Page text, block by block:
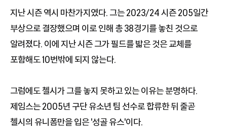
지난 시즌 역시 마찬가지였다. 그는 2023/24 시즌 205일간
부상으로 결장했으며 이로 인해 총 38경기를 놓친 것으로
알려졌다. 이에 지난 시즌 그가 필드를 밟은 것은 교체를
포함해도 10번밖에 되지 않는다.
그럼에도 첼시가 그를 놓지 못하고 있는 이유는 분명하다.
제임스는 2005년 구단 유소년 팀 선수로 합류한 뒤 줄곧
첼시의 유니폼만을 입은 '성골 유스'이다.